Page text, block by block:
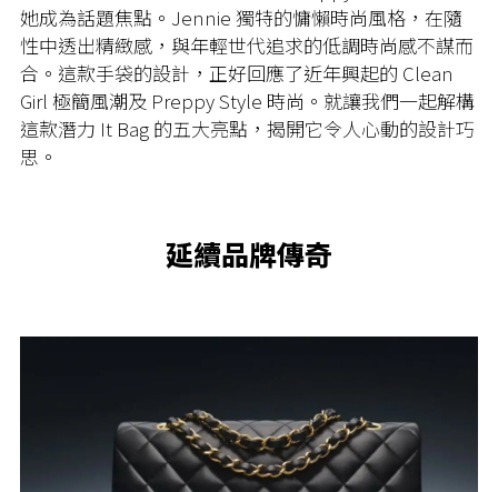
她成為話題焦點。 Jennie 獨特的慵懶時尚風格，在隨
性中透出精緻感，與年輕世代追求的低調時尚感不謀而
合。這款手袋的設計，正好回應了近年興起的 Clean
Girl 極簡風潮及 Preppy Style 時尚。就讓我們一起解構
這款潛力 It Bag 的五大亮點，揭開它令人心動的設計巧
思。
延續品牌傳奇